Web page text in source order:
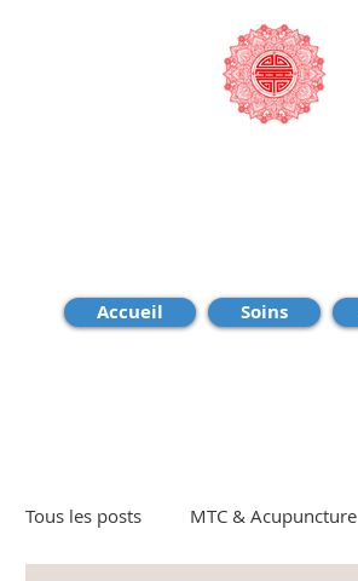
Accueil Soins
Tous les posts MTC & Acupuncture